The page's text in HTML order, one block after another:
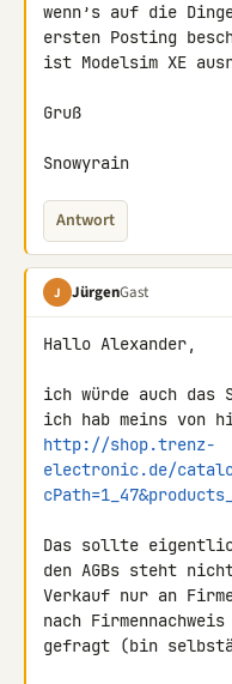
wenn’s auf die
ersten Posting
ist Modelsim XE
Gruß
Snowyrain
Antwort
J JürgenGast
Hallo Alexander,
ich würde auch das
http://shop.trenz-
electronic.de/
Das sollte
den AGBs steht
Verkauf nur an
nach Firmennachweis
gefragt (bin